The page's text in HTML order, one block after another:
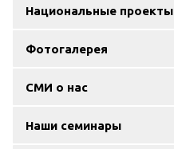
Национальные проекты
Фотогалерея
СМИ о нас
Наши семинары